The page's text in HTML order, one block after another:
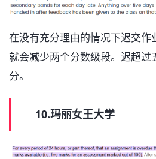
在没有充分理由的情况下迟交作
就会减少两个分数级段。迟超
分。
10.玛丽女王大学